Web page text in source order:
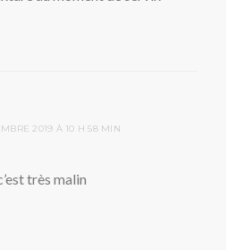
2019 À 10 H 58 MIN
très malin